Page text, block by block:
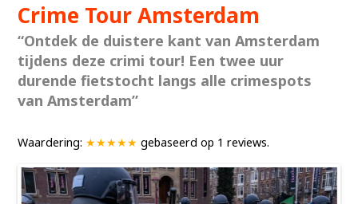
Crime Tour Amsterdam
“Ontdek de duistere kant van Amsterdam
tijdens deze crimi tour! Een twee uur
durende fietstocht langs alle crimespots
van Amsterdam”
Waardering: ★★★★★gebaseerd op 1reviews.